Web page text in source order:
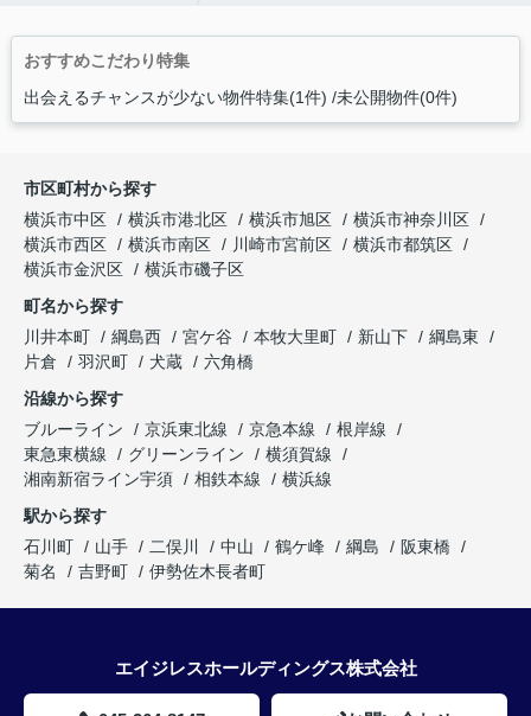
おすすめこだわり特集
出会えるチャンスが少ない物件特集(1件) 未公開物件(0件)
市区町村から探す
横浜市中区
横浜市港北区 横浜市旭区
横浜市神奈川区
横浜市西区
横浜市南区 川崎市宮前区
横浜市都筑区
横浜市金沢区
横浜市磯子区
町名から探す
川井本町
綱島西 宮ケ谷 本牧大里町 新山下
綱島東
片倉
羽沢町 犬蔵
六角橋
沿線から探す
ブルーライン
京浜東北線 京急本線
根岸線
東急東横線
グリーンライン
横須賀線
湘南新宿ライン宇須
相鉄本線
横浜線
駅から探す
石川町
山手 二俣川 中山 鶴ケ峰 綱島
阪東橋
菊名
吉野町 伊勢佐木長者町
エイジレスホールディングス株式会社